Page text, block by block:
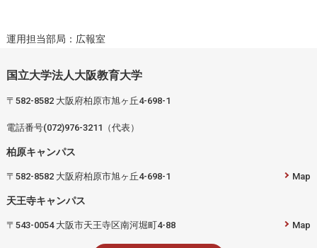
運用担当部局：広報室
国立大学法人大阪教育大学
〒582-8582 大阪府柏原市旭ヶ丘4-698-1
電話番号(072)976-3211（代表）
柏原キャンパス
〒582-8582 大阪府柏原市旭ヶ丘4-698-1 Map
天王寺キャンパス
〒543-0054 大阪市天王寺区南河堀町4-88 Map